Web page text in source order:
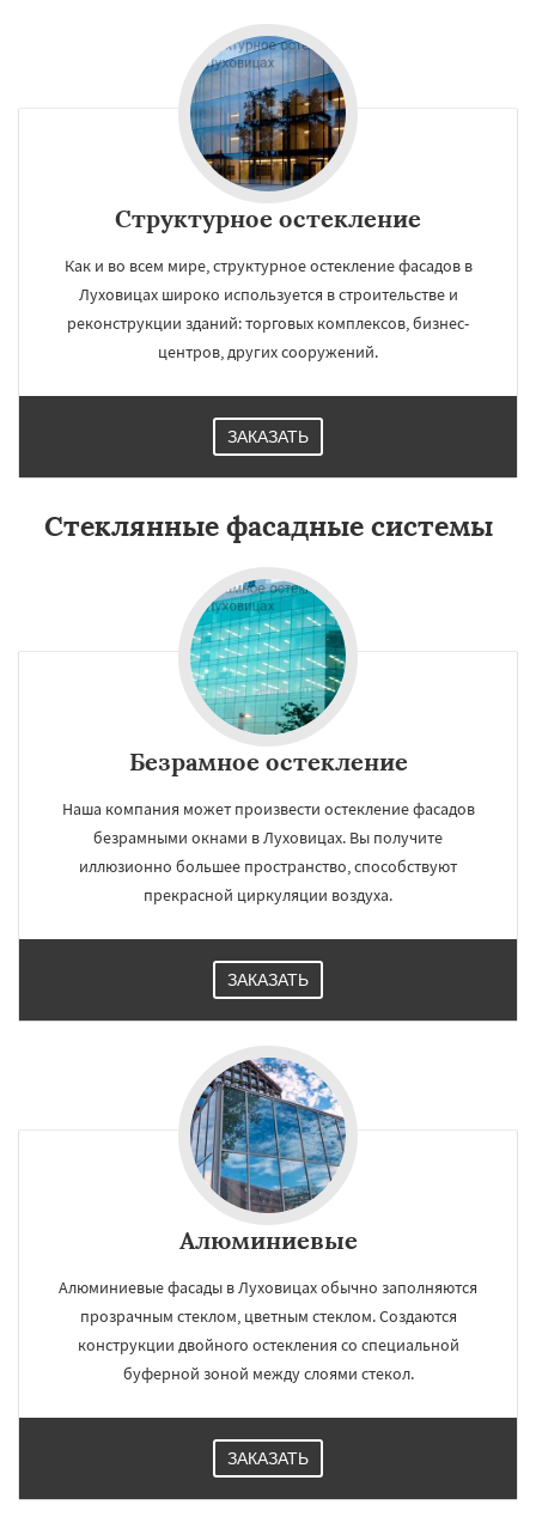
Структурное остекление
Как и во всем мире, структурное остекление фасадов в
Луховицах широко используется в строительстве и
реконструкции зданий: торговых комплексов, бизнес-
центров, других сооружений.
ЗАКАЗАТЬ
Стеклянные фасадные системы
Безрамное остекление
Наша компания может произвести остекление фасадов
безрамными окнами в Луховицах. Вы получите
иллюзионно большее пространство, способствуют
прекрасной циркуляции воздуха.
ЗАКАЗАТЬ
Алюминиевые
Алюминиевые фасады в Луховицах обычно заполняются
прозрачным стеклом, цветным стеклом. Создаются
конструкции двойного остекления со специальной
буферной зоной между слоями стекол.
ЗАКАЗАТЬ